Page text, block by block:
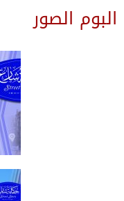
البوم الصور